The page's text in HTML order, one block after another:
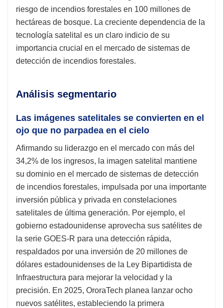
riesgo de incendios forestales en 100 millones de
hectáreas de bosque. La creciente dependencia de la
tecnología satelital es un claro indicio de su
importancia crucial en el mercado de sistemas de
detección de incendios forestales.
Análisis segmentario
Las imágenes satelitales se convierten en el
ojo que no parpadea en el cielo
Afirmando su liderazgo en el mercado con más del
34,2% de los ingresos, la imagen satelital mantiene
su dominio en el mercado de sistemas de detección
de incendios forestales, impulsada por una importante
inversión pública y privada en constelaciones
satelitales de última generación. Por ejemplo, el
gobierno estadounidense aprovecha sus satélites de
la serie GOES-R para una detección rápida,
respaldados por una inversión de 20 millones de
dólares estadounidenses de la Ley Bipartidista de
Infraestructura para mejorar la velocidad y la
precisión. En 2025, OroraTech planea lanzar ocho
nuevos satélites, estableciendo la primera